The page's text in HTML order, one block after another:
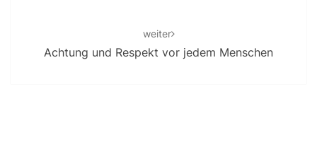
weiter
Achtung und Respekt vor jedem Menschen